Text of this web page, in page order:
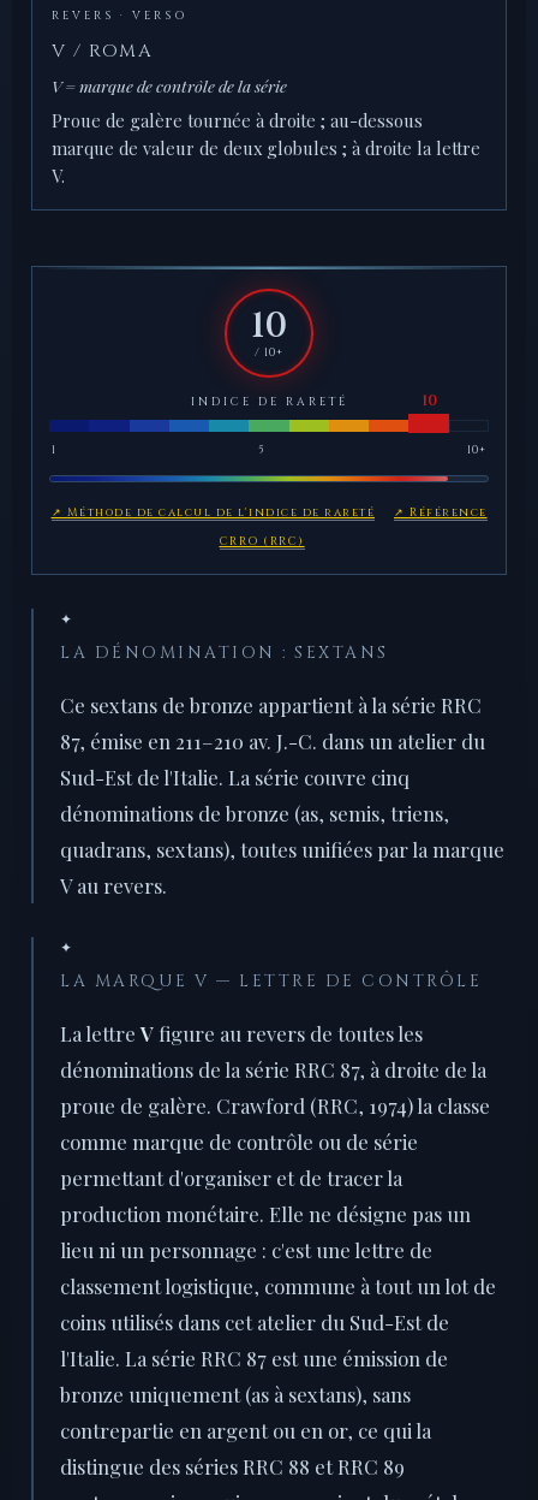
REVERS · VERSO
V / ROMA
V = marque de contrôle de la série
Proue de galère tournée à droite ; au-dessous
marque de valeur de deux globules ; à droite la lettre
V.
10
/ 10+
INDICE DE RARETÉ
1 5 10+
↗ Méthode de calcul de l'indice de rareté
↗ Référence
CRRO (RRC)
✦
LA DÉNOMINATION : SEXTANS
Ce sextans de bronze appartient à la série RRC
87, émise en 211–210 av. J.-C. dans un atelier du
Sud-Est de l'Italie. La série couvre cinq
dénominations de bronze (as, semis, triens,
quadrans, sextans), toutes unifiées par la marque
V au revers.
✦
LA MARQUE V — LETTRE DE CONTRÔLE
La lettreV figure au revers de toutes les
dénominations de la série RRC 87, à droite de la
proue de galère. Crawford (RRC, 1974) la classe
comme marque de contrôle ou de série
permettant d'organiser et de tracer la
production monétaire. Elle ne désigne pas un
lieu ni un personnage : c'est une lettre de
classement logistique, commune à tout un lot de
coins utilisés dans cet atelier du Sud-Est de
l'Italie. La série RRC 87 est une émission de
bronze uniquement (as à sextans), sans
contrepartie en argent ou en or, ce qui la
distingue des séries RRC 88 et RRC 89